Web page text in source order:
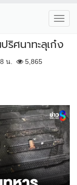
ริศนาทะลุเก๋ง
น. 5,865